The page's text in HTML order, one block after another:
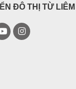
ĐÔ THỊ TỪ LIÊM